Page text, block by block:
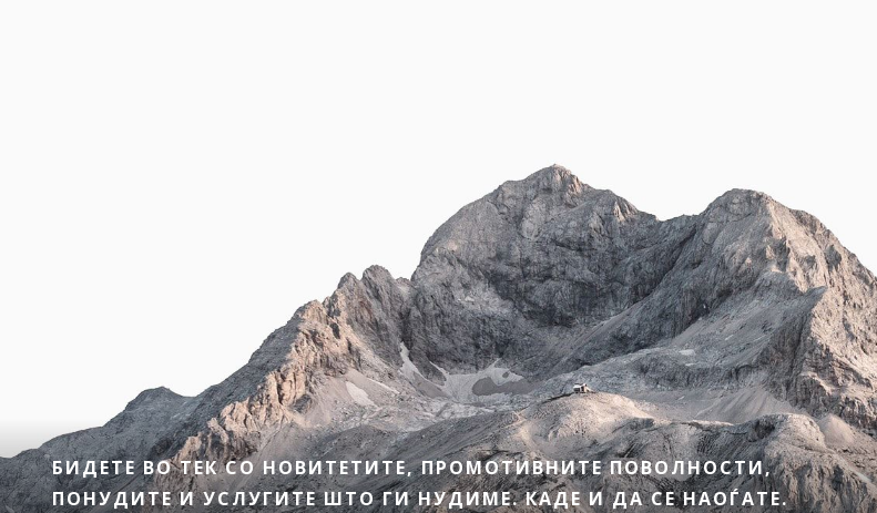
БИДЕТЕ ВО ТЕК СО НОВИТЕТИТЕ, ПРОМОТИВНИТЕ ПОВОЛНОСТИ,
ПОНУДИТЕ И УСЛУГИТЕ ШТО ГИ НУДИМЕ. КАДЕ И ДА СЕ НАОЃАТЕ.